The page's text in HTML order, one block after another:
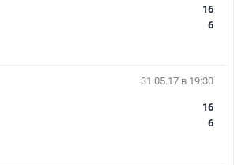
16
6
31.05.17 в 19:30
16
6